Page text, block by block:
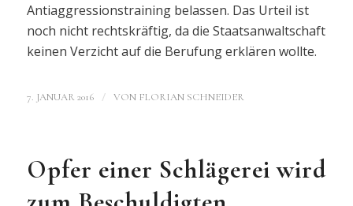
Antiaggressionstraining belassen. Das Urteil ist
noch nicht rechtskräftig, da die Staatsanwaltschaft
keinen Verzicht auf die Berufung erklären wollte.
7. JANUAR 2016 / VON FLORIAN SCHNEIDER
Opfer einer Schlägerei wird